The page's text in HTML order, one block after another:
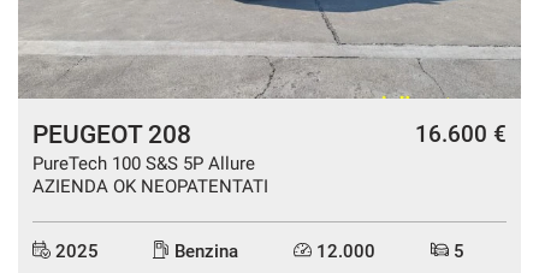
PEUGEOT 208
PureTech 100 S&S 5P Allure
AZIENDA OK NEOPATENTATI
16.600 €
2025 Benzina 12.000 5